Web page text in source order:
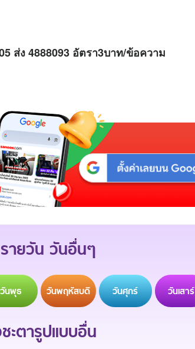
ส่ง 4888093 อัตรา3บาท/ข้อความ
ายวัน วันอื่นๆ
วันพุธ วันพฤหัสบดี วันศุกร์ วันเสาร์
ะตารูปแบบอื่น